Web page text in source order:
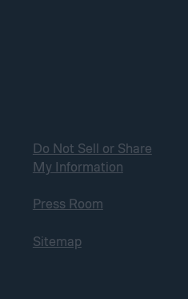
Do Not Sell or Share
My Information
Press Room
Sitemap